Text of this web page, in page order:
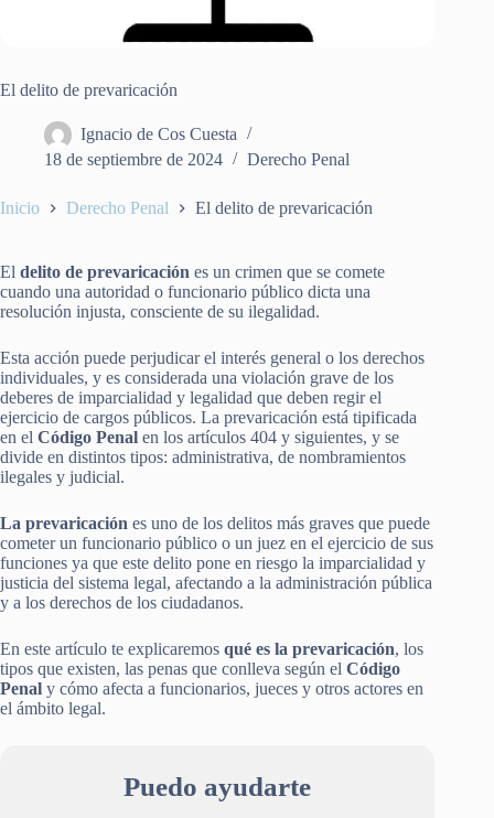
El delito de prevaricación
Ignacio de Cos Cuesta
18 de septiembre de 2024
Derecho Penal
Inicio Derecho Penal El delito de prevaricación
El delito de prevaricación es un crimen que se comete
cuando una autoridad o funcionario público dicta una
resolución injusta, consciente de su ilegalidad.
Esta acción puede perjudicar el interés general o los derechos
individuales, y es considerada una violación grave de los
deberes de imparcialidad y legalidad que deben regir el
ejercicio de cargos públicos. La prevaricación está tipificada
en el Código Penal en los artículos 404 y siguientes, y se
divide en distintos tipos: administrativa, de nombramientos
ilegales y judicial​.
La prevaricación es uno de los delitos más graves que puede
cometer un funcionario público o un juez en el ejercicio de sus
funciones ya que este delito pone en riesgo la imparcialidad y
justicia del sistema legal, afectando a la administración pública
y a los derechos de los ciudadanos.
En este artículo te explicaremos qué es la prevaricación, los
tipos que existen, las penas que conlleva según el Código
Penal y cómo afecta a funcionarios, jueces y otros actores en
el ámbito legal.
Puedo ayudarte